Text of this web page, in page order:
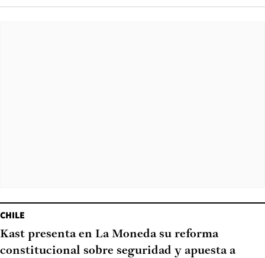
CHILE
Kast presenta en La Moneda su reforma
constitucional sobre seguridad y apuesta a